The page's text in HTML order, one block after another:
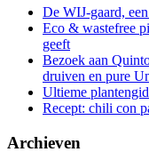
De WIJ-gaard,
Eco & wastefree
geeft
Bezoek aan
druiven en pure
Ultieme
Recept: chili con
Archieven